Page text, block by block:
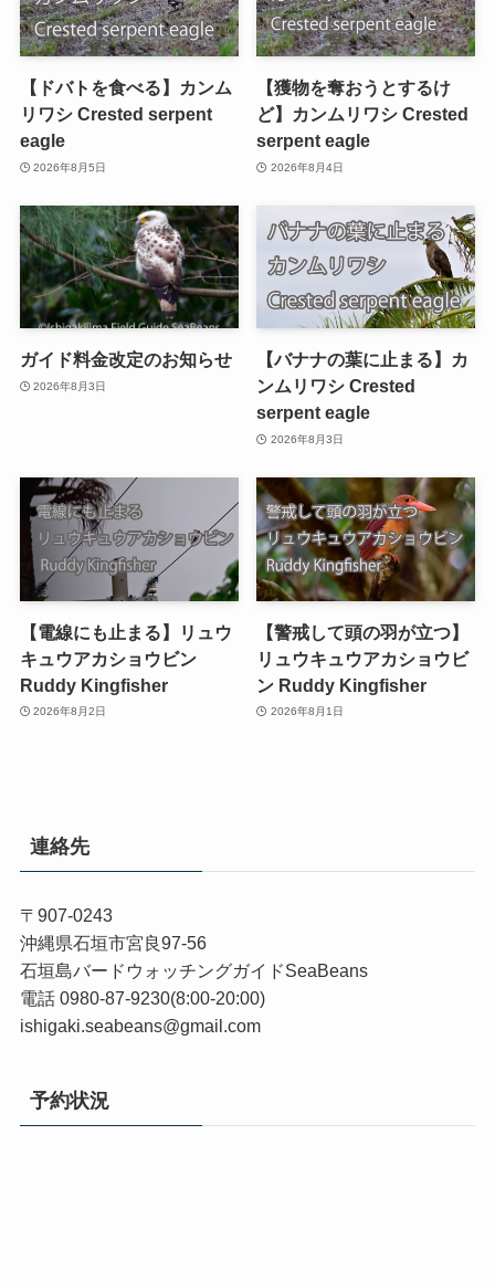
【ドバトを食べる】カンム
リワシ Crested serpent
eagle
2026年8月5日
【獲物を奪おうとするけ
ど】カンムリワシ Crested
serpent eagle
2026年8月4日
ガイド料金改定のお知らせ
2026年8月3日
【バナナの葉に止まる】カ
ンムリワシ Crested
serpent eagle
2026年8月3日
【電線にも止まる】リュウ
キュウアカショウビン
Ruddy Kingfisher
2026年8月2日
【警戒して頭の羽が立つ】
リュウキュウアカショウビ
ン Ruddy Kingfisher
2026年8月1日
連絡先
〒907-0243
沖縄県石垣市宮良97-56
石垣島バードウォッチングガイドSeaBeans
電話 0980-87-9230(8:00-20:00)
ishigaki.seabeans@gmail.com
予約状況